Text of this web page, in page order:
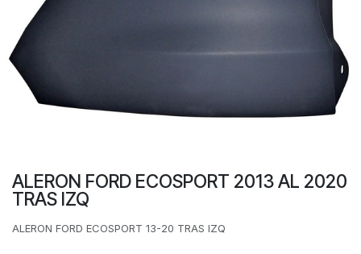
ALERON FORD ECOSPORT 2013 AL 2020
TRAS IZQ
ALERON FORD ECOSPORT 13-20 TRAS IZQ